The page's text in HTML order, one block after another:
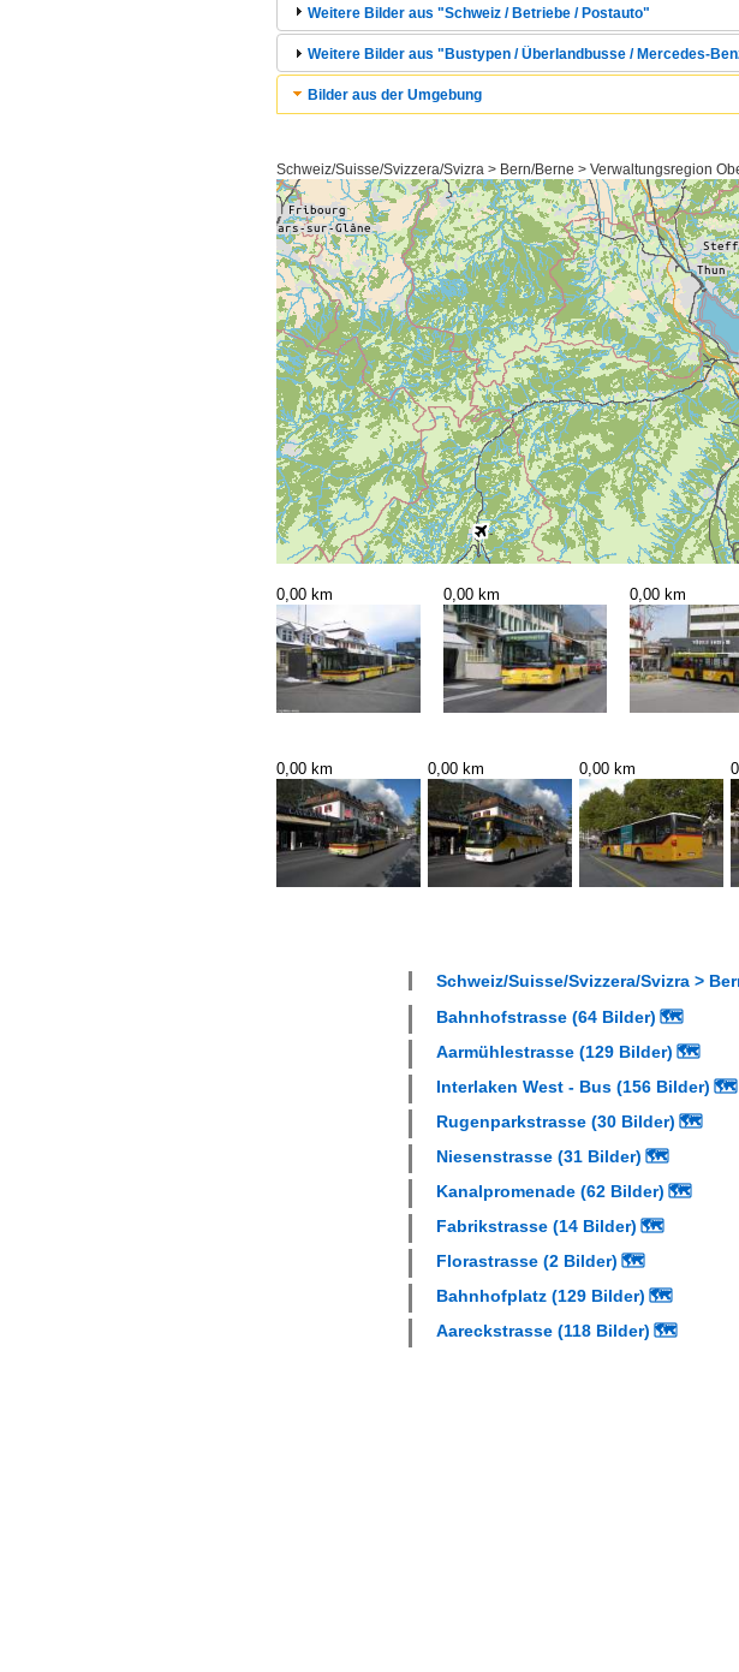
Weitere Bilder aus "Schweiz / Betriebe / Postauto"
Weitere Bilder aus "Bustypen / Überlandbusse / Mercedes-
Bilder aus der Umgebung
Schweiz/Suisse/Svizzera/Svizra > Bern/Berne > Verwaltungsregion
0,00 km 0,00 km 0,00 km
0,00 km 0,00 km 0,00 km
Schweiz/Suisse/Svizzera/Svizra >
Bahnhofstrasse (64 Bilder) 🗺
Aarmühlestrasse (129 Bilder) 🗺
Interlaken West - Bus (156 Bilder) 🗺
Rugenparkstrasse (30 Bilder) 🗺
Niesenstrasse (31 Bilder) 🗺
Kanalpromenade (62 Bilder) 🗺
Fabrikstrasse (14 Bilder) 🗺
Florastrasse (2 Bilder) 🗺
Bahnhofplatz (129 Bilder) 🗺
Aareckstrasse (118 Bilder) 🗺